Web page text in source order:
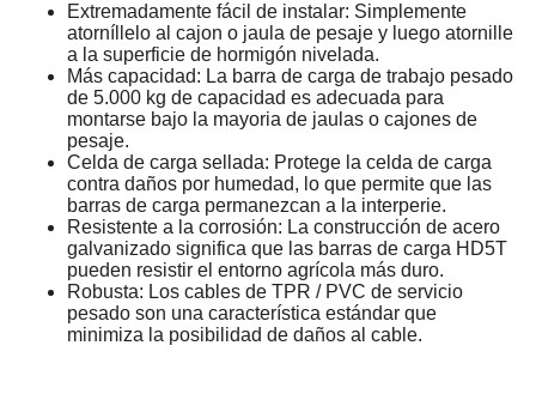
Extremadamente fácil de instalar: Simplemente
atorníllelo al cajon o jaula de pesaje y luego atornille
a la superficie de hormigón nivelada.
Más capacidad: La barra de carga de trabajo pesado
de 5.000 kg de capacidad es adecuada para
montarse bajo la mayoria de jaulas o cajones de
pesaje.
Celda de carga sellada: Protege la celda de carga
contra daños por humedad, lo que permite que las
barras de carga permanezcan a la interperie.
Resistente a la corrosión: La construcción de acero
galvanizado significa que las barras de carga HD5T
pueden resistir el entorno agrícola más duro.
Robusta: Los cables de TPR / PVC de servicio
pesado son una característica estándar que
minimiza la posibilidad de daños al cable.